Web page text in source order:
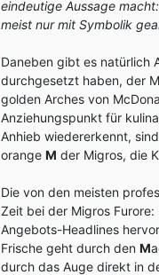
eindeutige Aussage
meist nur mit Symbolik
Daneben gibt es natürlich
durchgesetzt haben, der
golden Arches von
Anziehungspunkt für
Anhieb wiedererkennt,
orange M der Migros, die
Die von den meisten
Zeit bei der Migros
Angebots-Headlines
Frische geht durch den M
durch das Auge direkt in